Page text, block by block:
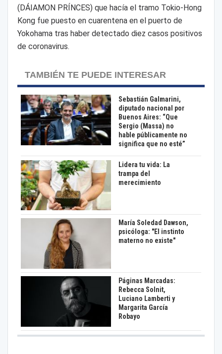
(DÁIAMON PRÍNCES) que hacía el tramo Tokio-Hong
Kong fue puesto en cuarentena en el puerto de
Yokohama tras haber detectado diez casos positivos
de coronavirus.
TAMBIÉN TE PUEDE INTERESAR
Sebastián Galmarini,
diputado nacional por
Buenos Aires: “Que
Sergio (Massa) no
hable públicamente no
significa que no esté”
Lidera tu vida: La
trampa del
merecimiento
María Soledad Dawson,
psicóloga: "El instinto
materno no existe"
Páginas Marcadas:
Rebecca Solnit,
Luciano Lamberti y
Margarita García
Robayo